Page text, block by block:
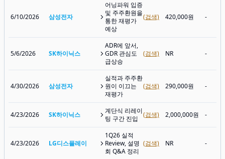
6/10/2026 삼성전자
어닝파워 입증
및 주주환원을
통한 재평가
예상
(검색) 420,000원 -
5/6/2026 SK하이닉스
ADR에 앞서,
GDR 관심도
급상승
(검색) NR -
4/30/2026 삼성전자
실적과 주주환
원이 이끄는
재평가
(검색) 290,000원 -
4/23/2026 SK하이닉스
계단식 리레이
팅 구간 진입
(검색) 2,000,000원 -
4/23/2026 LG디스플레이
1Q26 실적
Review, 설명
회 Q&A 정리
(검색) NR -